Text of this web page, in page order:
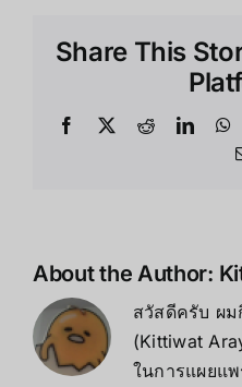
Share This
Facebook
X Reddit
About the Author:
สวัสดีครับ ผ
(Kittiwat
ในการแผยแ